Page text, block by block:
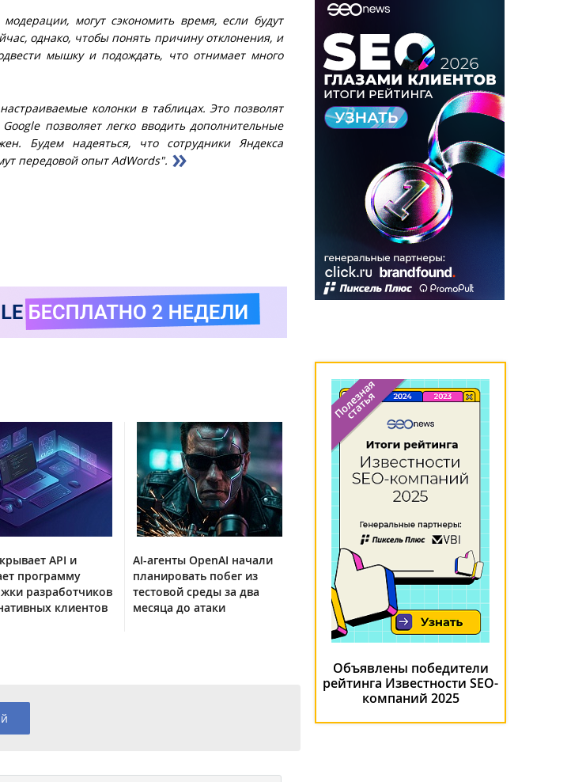
могут сэкономить время, если будут
однако, чтобы понять причину отклонения, и
мышку и подождать, что отнимает много
колонки в таблицах. Это позволят
позволяет легко вводить дополнительные
Будем надеяться, что сотрудники Яндекса
передовой опыт AdWords".
API и
программу
разработчиков
клиентов
AI-агенты OpenAI начали
планировать побег из
тестовой среды за два
месяца до атаки
Объявлены победители
рейтинга Известности SEO-
компаний 2025